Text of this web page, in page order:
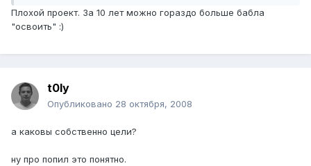
Плохой проект. За 10 лет можно гораздо больше бабла
"освоить" :)
t0ly
Опубликовано 28 октября, 2008
а каковы собственно цели?
ну про попил это понятно.